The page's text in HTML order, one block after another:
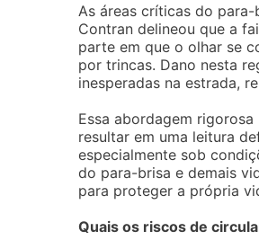
As áreas críticas do
Contran delineou que a
parte em que o olhar se
por trincas. Dano nesta
inesperadas na estrada,
Essa abordagem
resultar em uma leitura
especialmente sob
do para-brisa e demais
para proteger a própria
Quais os riscos de